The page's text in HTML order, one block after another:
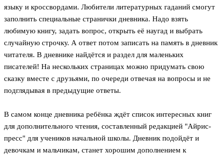
языку и кроссвордами. Любители литературных гаданий смогут
заполнить специальные странички дневника. Надо взять
любимую книгу, задать вопрос, открыть её наугад и выбрать
случайную строчку. А ответ потом записать на память в дневник
читателя. В дневнике найдётся и раздел для маленьких
писателей! На нескольких страницах можно придумать свою
сказку вместе с друзьями, по очереди отвечая на вопросы и не
подглядывая в предыдущие ответы.
В самом конце дневника ребёнка ждёт список интересных книг
для дополнительного чтения, составленный редакцией "Айрис-
пресс" для учеников начальной школы. Дневник подойдёт и
девочкам и мальчикам, станет хорошим дополнением к